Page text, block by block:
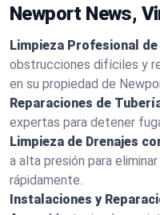
Newport News,
Limpieza Profesional de
obstrucciones difíciles y
en su propiedad de
Reparaciones de
expertas para detener
Limpieza de Drenajes
a alta presión para
rápidamente.
Instalaciones y